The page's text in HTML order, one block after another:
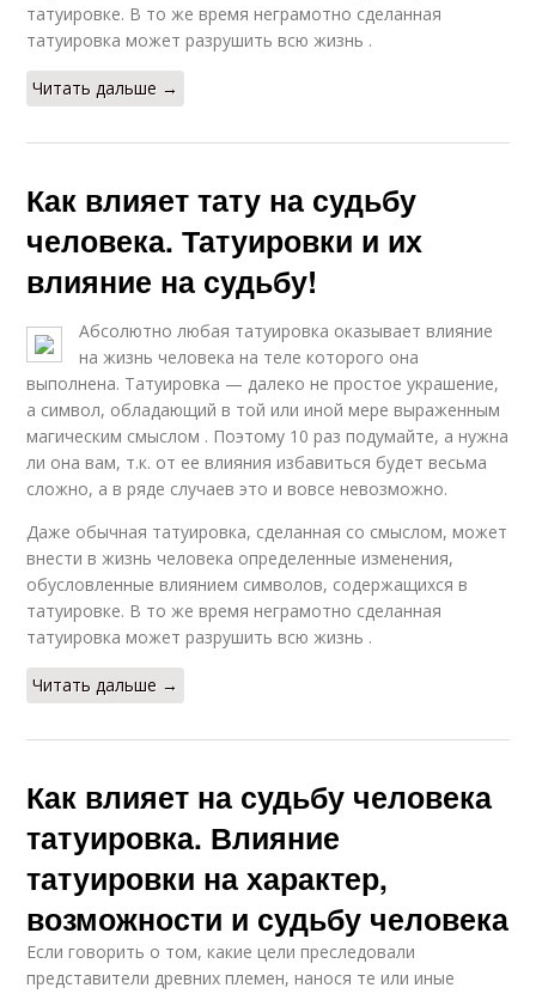
татуировке. В то же время неграмотно сделанная
татуировка может разрушить всю жизнь .
Читать дальше →
Как влияет тату на судьбу
человека. Татуировки и их
влияние на судьбу!
Абсолютно любая татуировка оказывает влияние
на жизнь человека на теле которого она
выполнена. Татуировка — далеко не простое украшение,
а символ, обладающий в той или иной мере выраженным
магическим смыслом . Поэтому 10 раз подумайте, а нужна
ли она вам, т.к. от ее влияния избавиться будет весьма
сложно, а в ряде случаев это и вовсе невозможно.
Даже обычная татуировка, сделанная со смыслом, может
внести в жизнь человека определенные изменения,
обусловленные влиянием символов, содержащихся в
татуировке. В то же время неграмотно сделанная
татуировка может разрушить всю жизнь .
Читать дальше →
Как влияет на судьбу человека
татуировка. Влияние
татуировки на характер,
возможности и судьбу человека
Если говорить о том, какие цели преследовали
представители древних племен, нанося те или иные